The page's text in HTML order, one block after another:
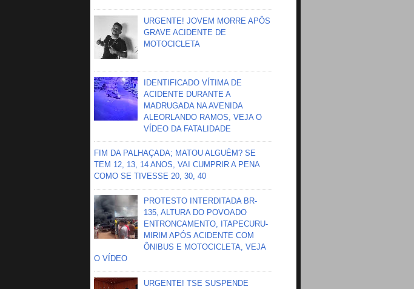
URGENTE! JOVEM MORRE APÔS
GRAVE ACIDENTE DE
MOTOCICLETA
IDENTIFICADO VÍTIMA DE
ACIDENTE DURANTE A
MADRUGADA NA AVENIDA
ALEORLANDO RAMOS, VEJA O
VÍDEO DA FATALIDADE
FIM DA PALHAÇADA; MATOU ALGUÉM? SE
TEM 12, 13, 14 ANOS, VAI CUMPRIR A PENA
COMO SE TIVESSE 20, 30, 40
PROTESTO INTERDITADA BR-
135, ALTURA DO POVOADO
ENTRONCAMENTO, ITAPECURU-
MIRIM APÓS ACIDENTE COM
ÔNIBUS E MOTOCICLETA, VEJA
O VÍDEO
URGENTE! TSE SUSPENDE